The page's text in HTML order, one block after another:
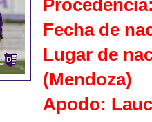
Fecha de
Lugar de
(Mendoza)
Apodo: